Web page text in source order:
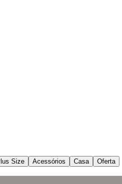
Size Acessórios Casa Oferta